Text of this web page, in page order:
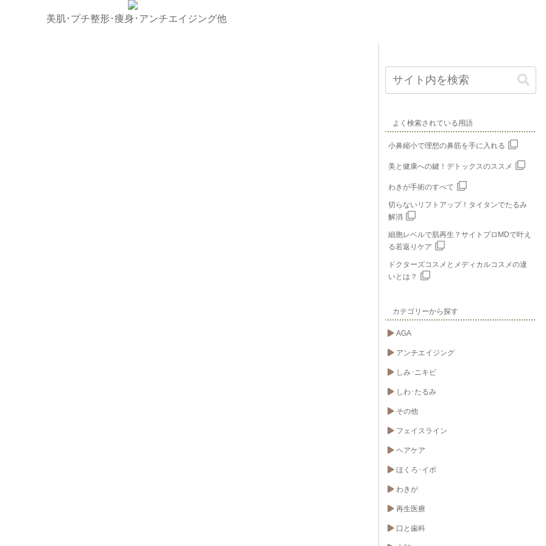
美肌･プチ整形･痩身･アンチエイジング他
よく検索されている用語
小鼻縮小で理想の鼻筋を手に入れる
美と健康への鍵！デトックスのススメ
わきが手術のすべて
切らないリフトアップ！タイタンでたるみ
解消
細胞レベルで肌再生？サイトプロMDで叶え
る若返りケア
ドクターズコスメとメディカルコスメの違
いとは？
カテゴリーから探す
AGA
アンチエイジング
しみ･ニキビ
しわ･たるみ
その他
フェイスライン
ヘアケア
ほくろ･イボ
わきが
再生医療
口と歯科